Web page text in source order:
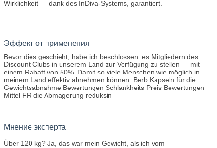
Wirklichkeit — dank des InDiva‑Systems, garantiert.
Эффект от применения
Bevor dies geschieht, habe ich beschlossen, es Mitgliedern des
Discount Clubs in unserem Land zur Verfügung zu stellen — mit
einem Rabatt von 50%. Damit so viele Menschen wie möglich in
meinem Land effektiv abnehmen können. Berb Kapseln für die
Gewichtsabnahme Bewertungen Schlankheits Preis Bewertungen
Mittel FR die Abmagerung reduksin
Мнение эксперта
Über 120 kg? Ja, das war mein Gewicht, als ich vom